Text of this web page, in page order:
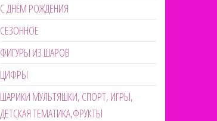
С ДНЁМ РОЖДЕНИЯ
СЕЗОННОЕ
ФИГУРЫ ИЗ ШАРОВ
ЦИФРЫ
ШАРИКИ МУЛЬТЯШКИ, СПОРТ, ИГРЫ,
ДЕТСКАЯ ТЕМАТИКА,ФРУКТЫ